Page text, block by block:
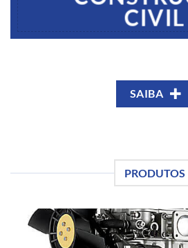
CIVIL
SAIBA
PRODUTOS